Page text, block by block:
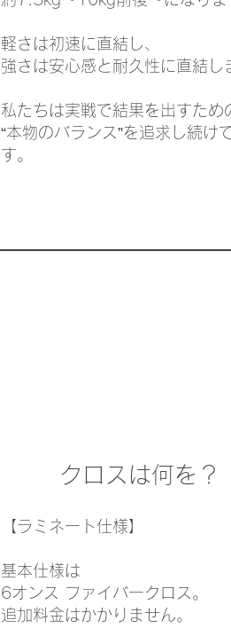
軽さは初速に直結し、
強さは安心感と耐久性に直結し
私たちは実戦で結果を出すため
“本物のバランス”を追求し続け
す。
クロスは何を？
【ラミネート仕様】
基本仕様は
6オンス ファイバークロス。
追加料金はかかりません。